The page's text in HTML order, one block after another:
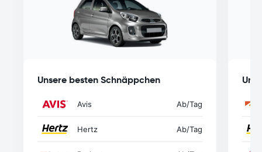
Unsere besten Schnäppchen
Avis Ab/Tag
Hertz Ab/Tag